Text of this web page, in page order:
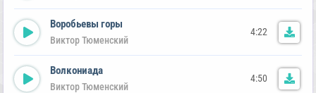
Воробьевы горы
Виктор Тюменский
4:22
Волкониада
Виктор Тюменский
4:50